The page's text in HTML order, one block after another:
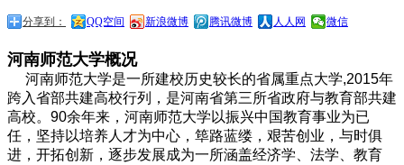
分享到： QQ空间 新浪微博 腾讯微博 人人网 微信
河南师范大学概况
河南师范大学是一所建校历史较长的省属重点大学,2015年
跨入省部共建高校行列，是河南省第三所省政府与教育部共建
高校。90余年来，河南师范大学以振兴中国教育事业为已
任，坚持以培养人才为中心，筚路蓝缕，艰苦创业，与时俱
进，开拓创新，逐步发展成为一所涵盖经济学、法学、教育